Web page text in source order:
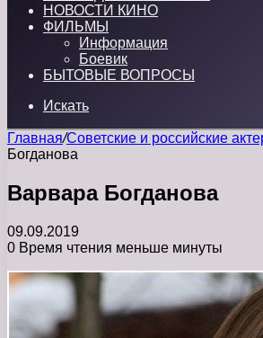
НОВОСТИ КИНО
ФИЛЬМЫ
Информация
Боевик
БЫТОВЫЕ ВОПРОСЫ
Искать
Главная/Советские и российские
Богданова
Варвара Богданова
09.09.2019
0 Время чтения меньше минуты